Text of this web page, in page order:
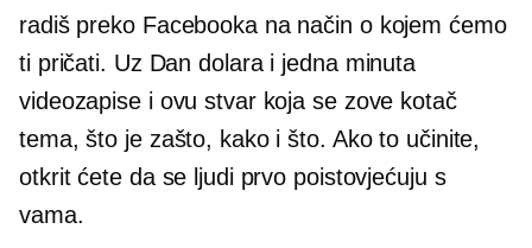
radiš preko Facebooka na način o kojem ćemo
ti pričati. Uz Dan dolara i jedna minuta
videozapise i ovu stvar koja se zove kotač
tema, što je zašto, kako i što. Ako to učinite,
otkrit ćete da se ljudi prvo poistovjećuju s
vama.